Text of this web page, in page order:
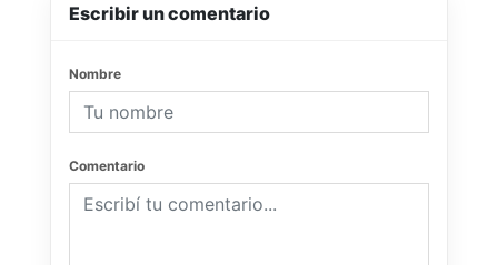
Escribir un comentario
Nombre
Comentario